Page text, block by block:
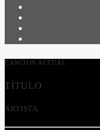
CANCIÓN ACTUAL
TÍTULO
ARTISTA